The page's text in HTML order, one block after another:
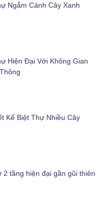
Ngắm Cảnh Cây Xanh
Hiện Đại Với Không Gian
Kế Biệt Thự Nhiều Cây
2 tầng hiện đại gần gũi thiên